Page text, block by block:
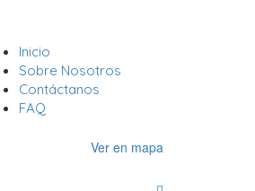
Inicio
Sobre Nosotros
Contáctanos
FAQ
Ver en mapa